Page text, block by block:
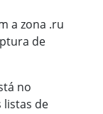
a zona .ru
de
no
listas de